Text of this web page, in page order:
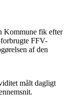
Kommune fik efter
FFV-
af den
målt dagligt